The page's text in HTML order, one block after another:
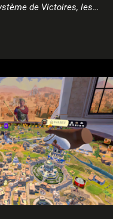
de Victoires, les